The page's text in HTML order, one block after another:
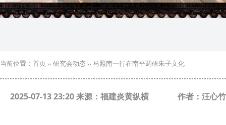
瑰宝 宣传中华精英
当前位置： 首页 ›› 研究会动态 ›› 马照南一行在南平调研朱子文化
2025-07-13 23:20 来源：福建炎黄纵横 作者：汪心竹